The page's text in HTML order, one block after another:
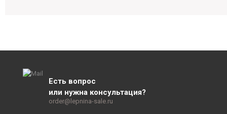
Есть вопрос
или нужна консультация?
order@lepnina-sale.ru